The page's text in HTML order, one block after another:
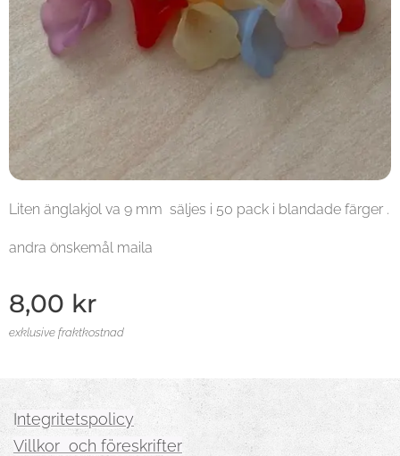
Liten änglakjol va 9 mm säljes i 50 pack i blandade färger .
andra önskemål maila
8,00 kr
exklusive fraktkostnad
Integritetspolicy
Villkor och föreskrifter